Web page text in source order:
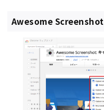
Awesome Screenshot